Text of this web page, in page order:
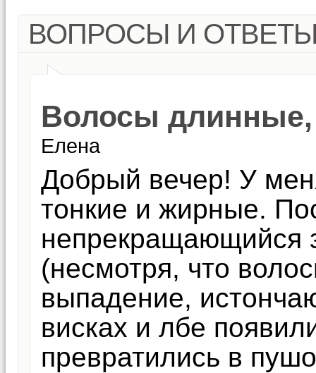
ВОПРОСЫ И
Волосы
Елена
Добрый вечер! У
тонкие и жирные.
непрекращающийся
(несмотря, что
выпадение,
висках и лбе
превратились в